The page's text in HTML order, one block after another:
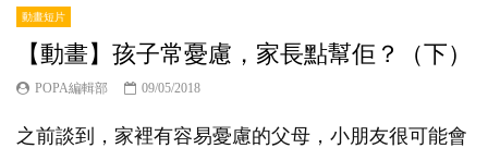
動畫短片
【動畫】孩子常憂慮，家長點幫佢？（下）
POPA編輯部 09/05/2018
之前談到，家裡有容易憂慮的父母，小朋友很可能會